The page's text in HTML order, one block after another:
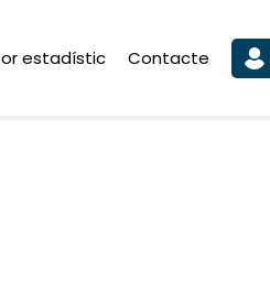
estadístic Contacte